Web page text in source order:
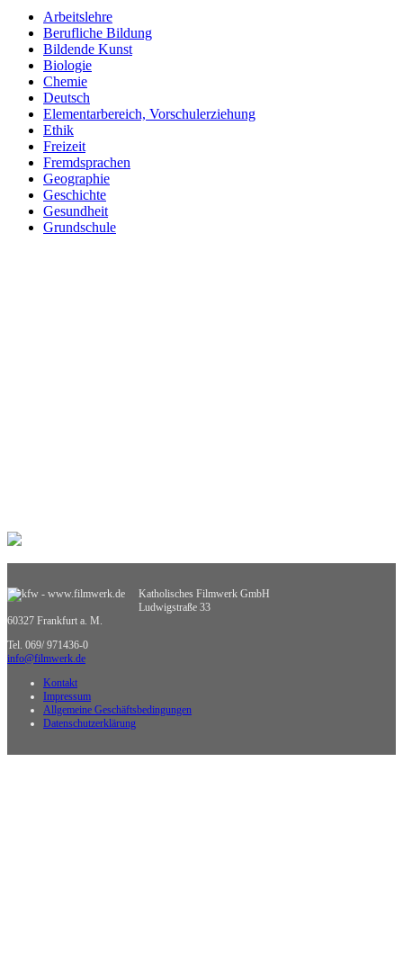
Arbeitslehre
Berufliche Bildung
Bildende Kunst
Biologie
Chemie
Deutsch
Elementarbereich, Vorschulerziehung
Ethik
Freizeit
Fremdsprachen
Geographie
Geschichte
Gesundheit
Grundschule
Verkehrserziehung
Wirtschaftskunde
Sachgebietsübergreifende Medien
Katholisches Filmwerk GmbH
Ludwigstraße 33
60327 Frankfurt a. M.
Tel. 069/ 971436-0
info@filmwerk.de
Kontakt
Impressum
Allgemeine Geschäftsbedingungen
Datenschutzerklärung